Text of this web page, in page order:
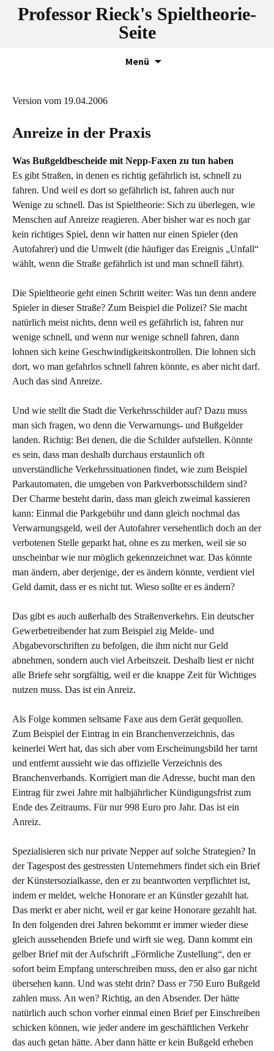
Professor Rieck's Spieltheorie-
Seite
Menü
Version vom 19.04.2006
Anreize in der Praxis
Was Bußgeldbescheide mit Nepp-Faxen zu tun haben
Es gibt Straßen, in denen es richtig gefährlich ist, schnell zu
fahren. Und weil es dort so gefährlich ist, fahren auch nur
Wenige zu schnell. Das ist Spieltheorie: Sich zu überlegen, wie
Menschen auf Anreize reagieren. Aber bisher war es noch gar
kein richtiges Spiel, denn wir hatten nur einen Spieler (den
Autofahrer) und die Umwelt (die häufiger das Ereignis „Unfall“
wählt, wenn die Straße gefährlich ist und man schnell fährt).
Die Spieltheorie geht einen Schritt weiter: Was tun denn andere
Spieler in dieser Straße? Zum Beispiel die Polizei? Sie macht
natürlich meist nichts, denn weil es gefährlich ist, fahren nur
wenige schnell, und wenn nur wenige schnell fahren, dann
lohnen sich keine Geschwindigkeitskontrollen. Die lohnen sich
dort, wo man gefahrlos schnell fahren könnte, es aber nicht darf.
Auch das sind Anreize.
Und wie stellt die Stadt die Verkehrsschilder auf? Dazu muss
man sich fragen, wo denn die Verwarnungs- und Bußgelder
landen. Richtig: Bei denen, die die Schilder aufstellen. Könnte
es sein, dass man deshalb durchaus erstaunlich oft
unverständliche Verkehrssituationen findet, wie zum Beispiel
Parkautomaten, die umgeben von Parkverbotsschildern sind?
Der Charme besteht darin, dass man gleich zweimal kassieren
kann: Einmal die Parkgebühr und dann gleich nochmal das
Verwarnungsgeld, weil der Autofahrer versehentlich doch an der
verbotenen Stelle geparkt hat, ohne es zu merken, weil sie so
unscheinbar wie nur möglich gekennzeichnet war. Das könnte
man ändern, aber derjenige, der es ändern könnte, verdient viel
Geld damit, dass er es nicht tut. Wieso sollte er es ändern?
Das gibt es auch außerhalb des Straßenverkehrs. Ein deutscher
Gewerbetreibender hat zum Beispiel zig Melde- und
Abgabevorschriften zu befolgen, die ihm nicht nur Geld
abnehmen, sondern auch viel Arbeitszeit. Deshalb liest er nicht
alle Briefe sehr sorgfältig, weil er die knappe Zeit für Wichtiges
nutzen muss. Das ist ein Anreiz.
Als Folge kommen seltsame Faxe aus dem Gerät gequollen.
Zum Beispiel der Eintrag in ein Branchenverzeichnis, das
keinerlei Wert hat, das sich aber vom Erscheinungsbild her tarnt
und entfernt aussieht wie das offizielle Verzeichnis des
Branchenverbands. Korrigiert man die Adresse, bucht man den
Eintrag für zwei Jahre mit halbjährlicher Kündigungsfrist zum
Ende des Zeitraums. Für nur 998 Euro pro Jahr. Das ist ein
Anreiz.
Spezialisieren sich nur private Nepper auf solche Strategien? In
der Tagespost des gestressten Unternehmers findet sich ein Brief
der Künstersozialkasse, den er zu beantworten verpflichtet ist,
indem er meldet, welche Honorare er an Künstler gezahlt hat.
Das merkt er aber nicht, weil er gar keine Honorare gezahlt hat.
In den folgenden drei Jahren bekommt er immer wieder diese
gleich aussehenden Briefe und wirft sie weg. Dann kommt ein
gelber Brief mit der Aufschrift „Förmliche Zustellung“, den er
sofort beim Empfang unterschreiben muss, den er also gar nicht
übersehen kann. Und was steht drin? Dass er 750 Euro Bußgeld
zahlen muss. An wen? Richtig, an den Absender. Der hätte
natürlich auch schon vorher einmal einen Brief per Einschreiben
schicken können, wie jeder andere im geschäftlichen Verkehr
das auch getan hätte. Aber dann hätte er kein Bußgeld erheben